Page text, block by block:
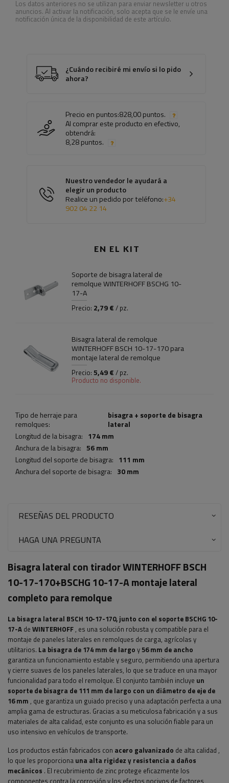
Los datos anteriores no se utilizan para enviar newsletter u otros
anuncios. Al activar la notificación, solo acepta que se le envíe una
notificación única de la disponibilidad de este artículo.
¿Cuándo recibiré mi envío si lo pido
ahora?
Precio en puntos:828,00 puntos.
Al comprar este producto en efectivo,
obtendrá:
8,28 puntos.
Nuestro vendedor le ayudará a
elegir un producto
Realice un pedido por teléfono:+34
902 04 22 14
EN EL KIT
Soporte de bisagra lateral de
remolque WINTERHOFF BSCHG 10-
17-A
Precio: 2,79 € / pz.
Bisagra lateral de remolque
WINTERHOFF BSCH 10-17-170 para
montaje lateral de remolque
Precio: 5,49 € / pz.
Producto no disponible.
Tipo de herraje para
remolques:
bisagra + soporte de bisagra
lateral
Longitud de la bisagra: 174 mm
Anchura de la bisagra: 56 mm
Longitud del soporte de bisagra: 111 mm
Anchura del soporte de bisagra: 30 mm
RESEÑAS DEL PRODUCTO
HAGA UNA PREGUNTA
Bisagra lateral con tirador WINTERHOFF BSCH
10-17-170+BSCHG 10-17-A montaje lateral
completo para remolque
La bisagra lateral BSCH 10-17-170, junto con el soporte BSCHG 10-
17-A de WINTERHOFF, es una solución robusta y compatible para el
montaje de paneles laterales en remolques de carga, agrícolas y
utilitarios. La bisagra de 174 mm de largo y 56 mm de ancho
garantiza un funcionamiento estable y seguro, permitiendo una apertura
y cierre suaves de los paneles laterales, lo que se traduce en una mayor
funcionalidad para todo el remolque. El conjunto también incluye un
soporte de bisagra de 111 mm de largo con un diámetro de eje de
16 mm , que garantiza un guiado preciso y una adaptación perfecta a una
amplia gama de estructuras. Gracias a su meticulosa fabricación y a sus
materiales de alta calidad, este conjunto es una solución fiable para un
uso intensivo en vehículos de transporte.
Los productos están fabricados con acero galvanizado de alta calidad ,
lo que les proporciona una alta rigidez y resistencia a daños
mecánicos . El recubrimiento de zinc protege eficazmente los